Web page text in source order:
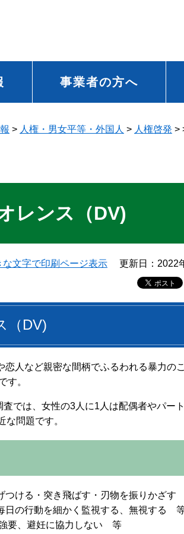
事業者の方へ
> 人権・男女平等・外国人 > 人権啓発 >
レンス（DV)
な文字で印刷ページ表示 更新日：2022
（DV)
人など親密な間柄でふるわれる暴力の
す。
では、女性の3人に1人は配偶者やパー
問題です。
ける・突き飛ばす・刃物を振りかざ
動を細かく監視する、無視する
避妊に協力しない 等